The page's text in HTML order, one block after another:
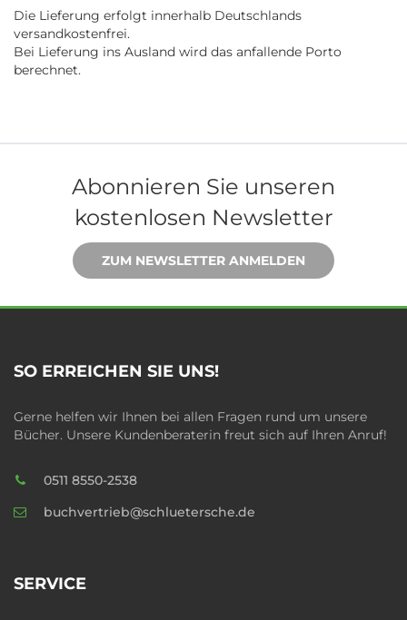
Die Lieferung erfolgt innerhalb Deutschlands
versandkostenfrei.
Bei Lieferung ins Ausland wird das anfallende Porto
berechnet.
Abonnieren Sie unseren
kostenlosen Newsletter
ZUM NEWSLETTER ANMELDEN
SO ERREICHEN SIE UNS!
Gerne helfen wir Ihnen bei allen Fragen rund um unsere
Bücher. Unsere Kundenberaterin freut sich auf Ihren Anruf!
0511 8550-2538
buchvertrieb@schluetersche.de
SERVICE